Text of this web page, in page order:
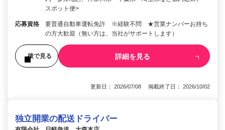
スポット便>
応募資格
要普通自動車運転免許 ※経験不問 ★営業ナンバーお持ち
の方大歓迎（無い方は、当社がサポートします）
後で見る 詳細を見る
更新日： 2026/07/08 掲載終了日： 2026/10/02
独立開業の配送ドライバー